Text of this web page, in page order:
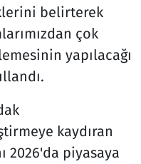
belirterek
çok
yapılacağı
kaydıran
2026'da piyasaya